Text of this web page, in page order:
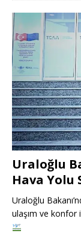
Uraloğlu
Hava Yolu
Uraloğlu
ulaşım ve konfor